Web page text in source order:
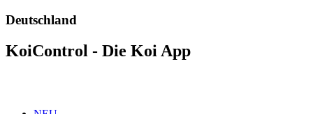
Deutschland
KoiControl - Die Koi App